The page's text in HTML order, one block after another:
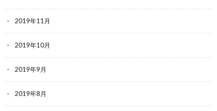
2019年11月
2019年10月
2019年9月
2019年8月